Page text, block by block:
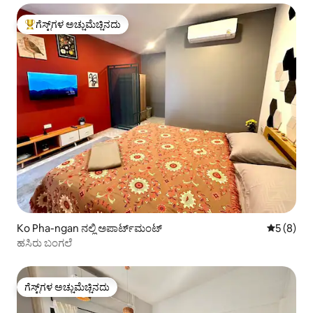
ಗೆಸ್ಟ್‌ಗಳಿಗೆ ಅತಿ ಹೆಚ್ಚು ಅಚ್ಚುಮೆಚ್ಚಿನದು
ಗೆಸ್ಟ್‌ಗಳ ಅಚ್ಚುಮೆಚ್ಚಿನದು
Ko Pha-ngan ನಲ್ಲಿ ಅಪಾರ್ಟ್‌ಮಂಟ್ 5 ರಲ್ಲಿ 5
5 (8)
ಹಸಿರು ಬಂಗಲೆ
ಗೆಸ್ಟ್‌ಗಳ ಅಚ್ಚುಮೆಚ್ಚಿನದು
ಗೆಸ್ಟ್‌ಗಳ ಅಚ್ಚುಮೆಚ್ಚಿನದು